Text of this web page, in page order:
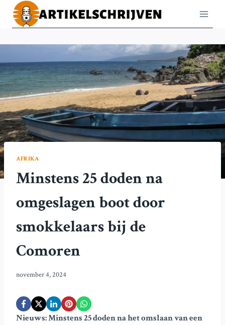
Doorgaan
naar
AFRIKA
Minstens 25 doden na
omgeslagen boot door
smokkelaars bij de
Comoren
november 4, 2024
Nieuws: Minstens 25 doden na het omslaan van een